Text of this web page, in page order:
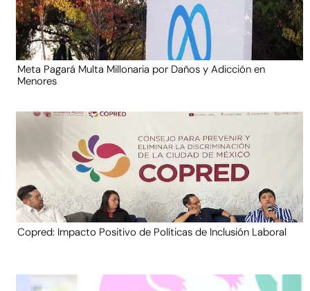
Meta Pagará Multa Millonaria por Daños y Adicción en
Menores
Copred: Impacto Positivo de Políticas de Inclusión Laboral